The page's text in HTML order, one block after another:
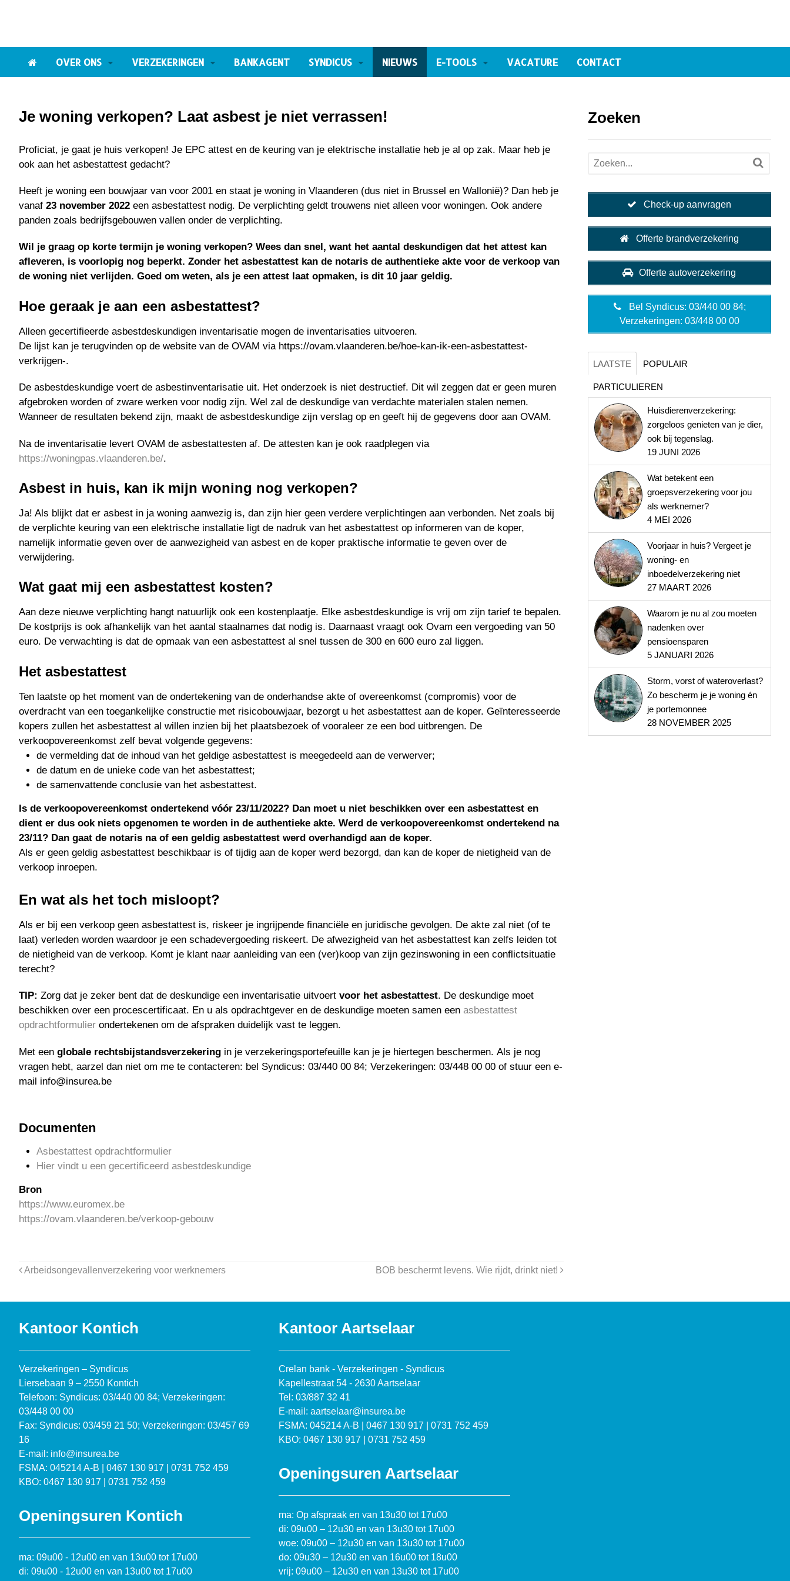
OVER ONS VERZEKERINGEN BANKAGENT SYNDICUS NIEUWS E-TOOLS VACATURE CONTACT
Je woning verkopen? Laat asbest je niet verrassen!
Proficiat, je gaat je huis verkopen! Je EPC attest en de keuring van je elektrische installatie heb je al op zak. Maar heb je
ook aan het asbestattest gedacht?
Heeft je woning een bouwjaar van voor 2001 en staat je woning in Vlaanderen (dus niet in Brussel en Wallonië)? Dan heb je
vanaf 23 november 2022 een asbestattest nodig. De verplichting geldt trouwens niet alleen voor woningen. Ook andere
panden zoals bedrijfsgebouwen vallen onder de verplichting.
Wil je graag op korte termijn je woning verkopen? Wees dan snel, want het aantal deskundigen dat het attest kan
afleveren, is voorlopig nog beperkt. Zonder het asbestattest kan de notaris de authentieke akte voor de verkoop van
de woning niet verlijden. Goed om weten, als je een attest laat opmaken, is dit 10 jaar geldig.
Hoe geraak je aan een asbestattest?
Alleen gecertifieerde asbestdeskundigen inventarisatie mogen de inventarisaties uitvoeren.
De lijst kan je terugvinden op de website van de OVAM via https://ovam.vlaanderen.be/hoe-kan-ik-een-asbestattest-
verkrijgen-.
De asbestdeskundige voert de asbestinventarisatie uit. Het onderzoek is niet destructief. Dit wil zeggen dat er geen muren
afgebroken worden of zware werken voor nodig zijn. Wel zal de deskundige van verdachte materialen stalen nemen.
Wanneer de resultaten bekend zijn, maakt de asbestdeskundige zijn verslag op en geeft hij de gegevens door aan OVAM.
Na de inventarisatie levert OVAM de asbestattesten af. De attesten kan je ook raadplegen via
https://woningpas.vlaanderen.be/.
Asbest in huis, kan ik mijn woning nog verkopen?
Ja! Als blijkt dat er asbest in ja woning aanwezig is, dan zijn hier geen verdere verplichtingen aan verbonden. Net zoals bij
de verplichte keuring van een elektrische installatie ligt de nadruk van het asbestattest op informeren van de koper,
namelijk informatie geven over de aanwezigheid van asbest en de koper praktische informatie te geven over de
verwijdering.
Wat gaat mij een asbestattest kosten?
Aan deze nieuwe verplichting hangt natuurlijk ook een kostenplaatje. Elke asbestdeskundige is vrij om zijn tarief te bepalen.
De kostprijs is ook afhankelijk van het aantal staalnames dat nodig is. Daarnaast vraagt ook Ovam een vergoeding van 50
euro. De verwachting is dat de opmaak van een asbestattest al snel tussen de 300 en 600 euro zal liggen.
Het asbestattest
Ten laatste op het moment van de ondertekening van de onderhandse akte of overeenkomst (compromis) voor de
overdracht van een toegankelijke constructie met risicobouwjaar, bezorgt u het asbestattest aan de koper. Geïnteresseerde
kopers zullen het asbestattest al willen inzien bij het plaatsbezoek of vooraleer ze een bod uitbrengen. De
verkoopovereenkomst zelf bevat volgende gegevens:
de vermelding dat de inhoud van het geldige asbestattest is meegedeeld aan de verwerver;
de datum en de unieke code van het asbestattest;
de samenvattende conclusie van het asbestattest.
Is de verkoopovereenkomst ondertekend vóór 23/11/2022? Dan moet u niet beschikken over een asbestattest en
dient er dus ook niets opgenomen te worden in de authentieke akte. Werd de verkoopovereenkomst ondertekend na
23/11? Dan gaat de notaris na of een geldig asbestattest werd overhandigd aan de koper.
Als er geen geldig asbestattest beschikbaar is of tijdig aan de koper werd bezorgd, dan kan de koper de nietigheid van de
verkoop inroepen.
En wat als het toch misloopt?
Als er bij een verkoop geen asbestattest is, riskeer je ingrijpende financiële en juridische gevolgen. De akte zal niet (of te
laat) verleden worden waardoor je een schadevergoeding riskeert. De afwezigheid van het asbestattest kan zelfs leiden tot
de nietigheid van de verkoop. Komt je klant naar aanleiding van een (ver)koop van zijn gezinswoning in een conflictsituatie
terecht?
TIP: Zorg dat je zeker bent dat de deskundige een inventarisatie uitvoert voor het asbestattest. De deskundige moet
beschikken over een procescertificaat. En u als opdrachtgever en de deskundige moeten samen een asbestattest
opdrachtformulier ondertekenen om de afspraken duidelijk vast te leggen.
Met een globale rechtsbijstandsverzekering in je verzekeringsportefeuille kan je je hiertegen beschermen. Als je nog
vragen hebt, aarzel dan niet om me te contacteren: bel Syndicus: 03/440 00 84; Verzekeringen: 03/448 00 00 of stuur een e-
mail info@insurea.be
Documenten
Asbestattest opdrachtformulier
Hier vindt u een gecertificeerd asbestdeskundige
Bron
https://www.euromex.be
https://ovam.vlaanderen.be/verkoop-gebouw
Arbeidsongevallenverzekering voor werknemers BOB beschermt levens. Wie rijdt, drinkt niet!
Zoeken
Check-up aanvragen
Offerte brandverzekering
Offerte autoverzekering
Bel Syndicus: 03/440 00 84;
Verzekeringen: 03/448 00 00
LAATSTE POPULAIR
PARTICULIEREN
Huisdierenverzekering:
zorgeloos genieten van je dier,
ook bij tegenslag.
19 JUNI 2026
Wat betekent een
groepsverzekering voor jou
als werknemer?
4 MEI 2026
Voorjaar in huis? Vergeet je
woning- en
inboedelverzekering niet
27 MAART 2026
Waarom je nu al zou moeten
nadenken over
pensioensparen
5 JANUARI 2026
Storm, vorst of wateroverlast?
Zo bescherm je je woning én
je portemonnee
28 NOVEMBER 2025
Kantoor Kontich
Verzekeringen – Syndicus
Liersebaan 9 – 2550 Kontich
Telefoon: Syndicus: 03/440 00 84; Verzekeringen:
03/448 00 00
Fax: Syndicus: 03/459 21 50; Verzekeringen: 03/457 69
16
E-mail: info@insurea.be
FSMA: 045214 A-B | 0467 130 917 | 0731 752 459
KBO: 0467 130 917 | 0731 752 459
Openingsuren Kontich
ma: 09u00 - 12u00 en van 13u00 tot 17u00
di: 09u00 - 12u00 en van 13u00 tot 17u00
Kantoor Aartselaar
Crelan bank - Verzekeringen - Syndicus
Kapellestraat 54 - 2630 Aartselaar
Tel: 03/887 32 41
E-mail: aartselaar@insurea.be
FSMA: 045214 A-B | 0467 130 917 | 0731 752 459
KBO: 0467 130 917 | 0731 752 459
Openingsuren Aartselaar
ma: Op afspraak en van 13u30 tot 17u00
di: 09u00 – 12u30 en van 13u30 tot 17u00
woe: 09u00 – 12u30 en van 13u30 tot 17u00
do: 09u30 – 12u30 en van 16u00 tot 18u00
vrij: 09u00 – 12u30 en van 13u30 tot 17u00